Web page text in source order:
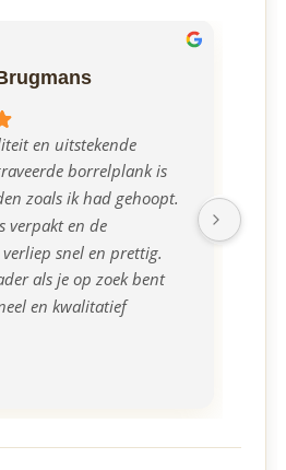
en uitstekende
borrelplank is
zoals ik had gehoopt.
verpakt en de
snel en prettig.
als je op zoek bent
en kwalitatief